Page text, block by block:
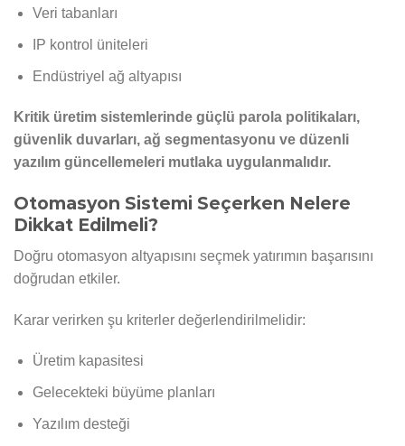
Veri tabanları
IP kontrol üniteleri
Endüstriyel ağ altyapısı
Kritik üretim sistemlerinde güçlü parola politikaları,
güvenlik duvarları, ağ segmentasyonu ve düzenli
yazılım güncellemeleri mutlaka uygulanmalıdır.
Otomasyon Sistemi Seçerken Nelere
Dikkat Edilmeli?
Doğru otomasyon altyapısını seçmek yatırımın başarısını
doğrudan etkiler.
Karar verirken şu kriterler değerlendirilmelidir:
Üretim kapasitesi
Gelecekteki büyüme planları
Yazılım desteği